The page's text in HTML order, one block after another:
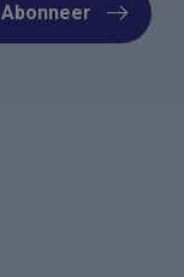
Abonneer